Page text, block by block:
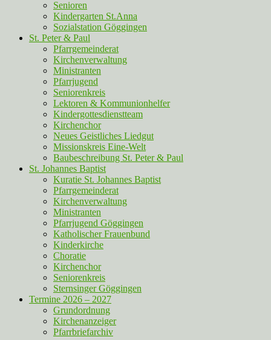
Senioren
Kindergarten St.Anna
Sozialstation Göggingen
St. Peter & Paul
Pfarrgemeinderat
Kirchenverwaltung
Ministranten
Pfarrjugend
Seniorenkreis
Lektoren & Kommunionhelfer
Kindergottesdienstteam
Kirchenchor
Neues Geistliches Liedgut
Missionskreis Eine-Welt
Baubeschreibung St. Peter & Paul
St. Johannes Baptist
Kuratie St. Johannes Baptist
Pfarrgemeinderat
Kirchenverwaltung
Ministranten
Pfarrjugend Göggingen
Katholischer Frauenbund
Kinderkirche
Choratie
Kirchenchor
Seniorenkreis
Sternsinger Göggingen
Termine 2026 – 2027
Grundordnung
Kirchenanzeiger
Pfarrbriefarchiv